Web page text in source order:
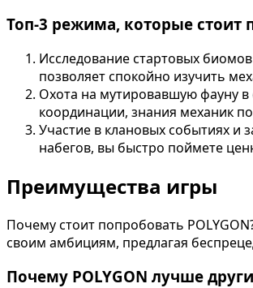
Топ-3 режима, которые стоит
Исследование стартовых
позволяет спокойно изучить
Охота на мутировавшую фауну в
координации, знания механик
Участие в клановых событиях и
набегов, вы быстро поймете
Преимущества игры
Почему стоит попробовать
своим амбициям, предлагая
Почему POLYGON лучше